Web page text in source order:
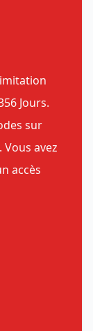
Jours.
sur
Vous avez
accès